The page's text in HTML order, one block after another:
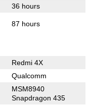
36 hours
87 hours
Redmi 4X
Qualcomm
MSM8940
Snapdragon 435